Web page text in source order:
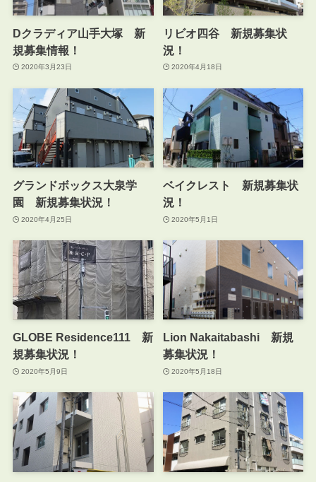
Dクラディア山手大塚 新
規募集情報！
2020年3月23日
リビオ四谷 新規募集状
況！
2020年4月18日
グランドボックス大泉学
園 新規募集状況！
2020年4月25日
ベイクレスト 新規募集状
況！
2020年5月1日
GLOBE Residence111 新
規募集状況！
2020年5月9日
Lion Nakaitabashi 新規
募集状況！
2020年5月18日